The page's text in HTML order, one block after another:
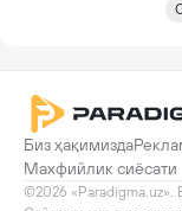
Биз ҳақимизда
Махфийлик сиёсати
©2026 «Paradigma.uz».